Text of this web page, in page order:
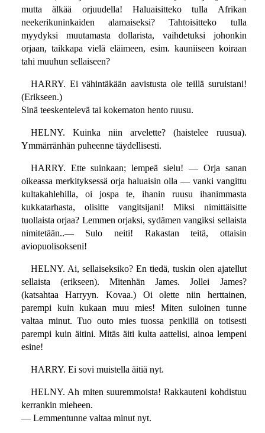
mutta älkää orjuudella! Haluaisitteko tulla Afrikan
neekerikuninkaiden alamaiseksi? Tahtoisitteko tulla
myydyksi muutamasta dollarista, vaihdetuksi johonkin
orjaan, taikkapa vielä eläimeen, esim. kauniiseen koiraan
tahi muuhun sellaiseen?
HARRY. Ei vähintäkään aavistusta ole teillä suruistani!
(Erikseen.)
Sinä teeskentelevä tai kokematon hento ruusu.
HELNY. Kuinka niin arvelette? (haistelee ruusua).
Ymmärränhän puheenne täydellisesti.
HARRY. Ette suinkaan; lempeä sielu! — Orja sanan
oikeassa merkityksessä orja haluaisin olla — vanki vangittu
kultakahlehilla, oi jospa te, ihanin ruusu ihanimmasta
kukkatarhasta, olisitte vangitsijani! Miksi nimittäisitte
tuollaista orjaa? Lemmen orjaksi, sydämen vangiksi sellaista
nimitetään..— Sulo neiti! Rakastan teitä, ottaisin
aviopuolisokseni!
HELNY. Ai, sellaiseksiko? En tiedä, tuskin olen ajatellut
sellaista (erikseen). Mitenhän James. Jollei James?
(katsahtaa Harryyn. Kovaa.) Oi olette niin herttainen,
parempi kuin kukaan muu mies! Miten suloinen tunne
valtaa minut. Tuo outo mies tuossa penkillä on totisesti
parempi kuin äitini. Mitäs äiti kulta aattelisi, ainoa lempeni
esine!
HARRY. Ei sovi muistella äitiä nyt.
HELNY. Ah miten suuremmoista! Rakkauteni kohdistuu
kerrankin mieheen.
— Lemmentunne valtaa minut nyt.